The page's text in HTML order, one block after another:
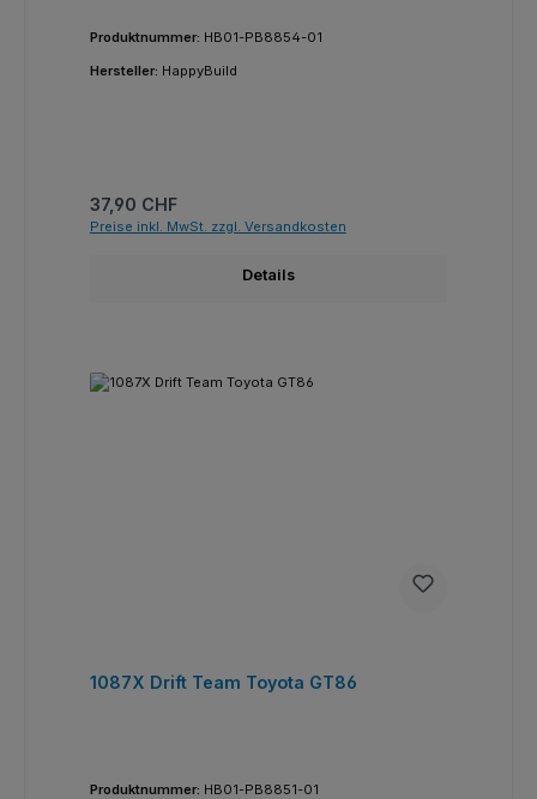
Produktnummer: HB01-PB8854-01
Hersteller: HappyBuild
Regulärer Preis:
37,90 CHF
Preise inkl. MwSt. zzgl. Versandkosten
Details
1087X Drift Team Toyota GT86
Produktnummer: HB01-PB8851-01